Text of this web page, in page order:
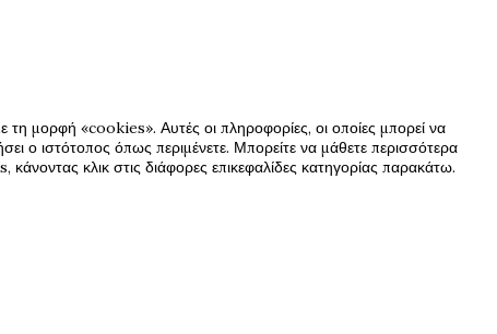
τη μορφή «cookies». Αυτές οι πληροφορίες, οι οποίες μπορεί να
ο ιστότοπος όπως περιμένετε. Μπορείτε να μάθετε περισσότερα
κλικ στις διάφορες επικεφαλίδες κατηγορίας παρακάτω.